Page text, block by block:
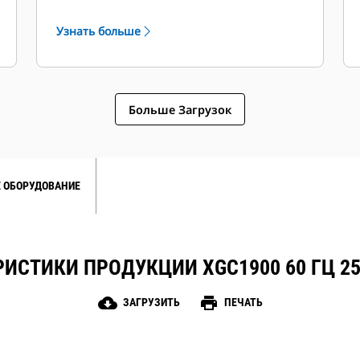
помещений System 4 Встроенная
обеспечивает улучшенный
мониторинг системы.
Узнать больше
Больше Загрузок
ПРОДУКЦИИ XGC1900 60 ГЦ
cloud_download ЗАГРУЗИТЬ print ПЕЧАТЬ